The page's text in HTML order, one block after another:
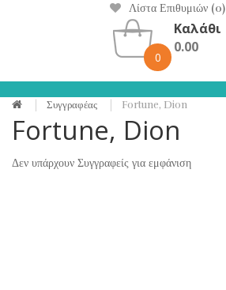
Λίστα Επιθυμιών (0)
0
Καλάθι
0.00
Συγγραφέας Fortune, Dion
Fortune, Dion
Δεν υπάρχουν Συγγραφείς για εμφάνιση